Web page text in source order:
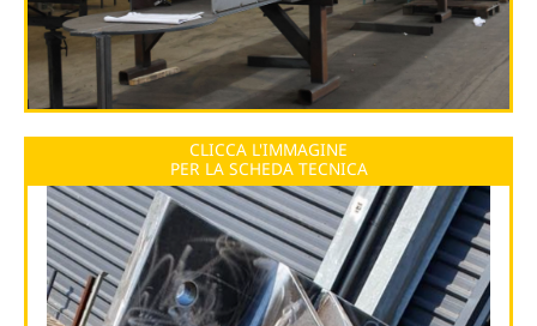
CLICCA L'IMMAGINE
PER LA SCHEDA TECNICA